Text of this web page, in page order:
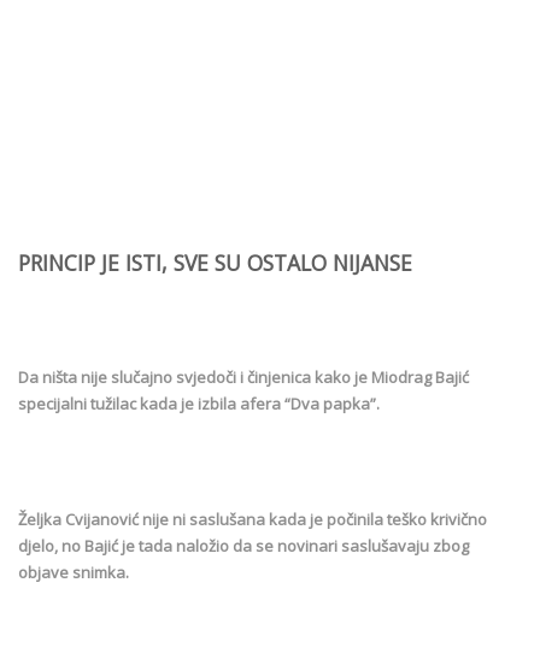
PRINCIP JE ISTI, SVE SU OSTALO NIJANSE
Da ništa nije slučajno svjedoči i činjenica kako je Miodrag Bajić
specijalni tužilac kada je izbila afera “Dva papka”.
Željka Cvijanović nije ni saslušana kada je počinila teško krivično
djelo, no Bajić je tada naložio da se novinari saslušavaju zbog
objave snimka.